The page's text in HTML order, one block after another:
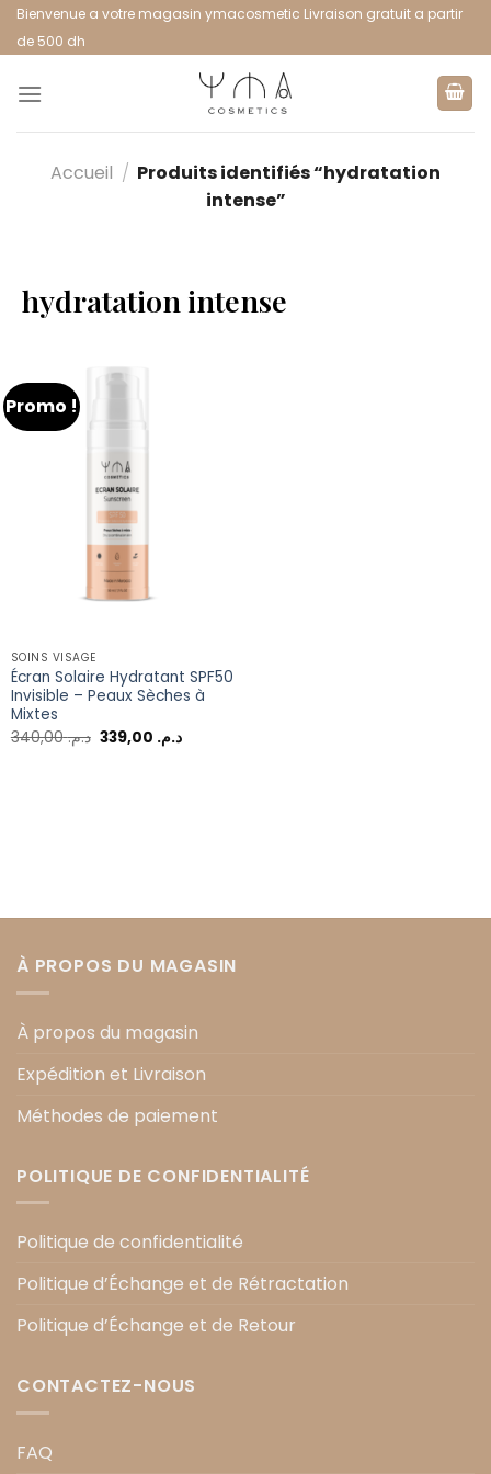
Bienvenue a votre magasin ymacosmetic Livraison gratuit a partir
de 500 dh
Accueil / Produits identifiés “hydratation
intense”
hydratation intense
Promo !
SOINS VISAGE
Écran Solaire Hydratant SPF50
Invisible – Peaux Sèches à
Mixtes
د.م.340,00 د.م.
À PROPOS DU MAGASIN
À propos du magasin
Expédition et Livraison
Méthodes de paiement
POLITIQUE DE CONFIDENTIALITÉ
Politique de confidentialité
Politique d’Échange et de Rétractation
Politique d’Échange et de Retour
CONTACTEZ-NOUS
FAQ